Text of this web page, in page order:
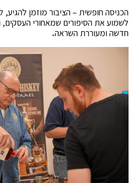
הכניסה חופשית – הציבור מוזמן
לשמוע את הסיפורים שמאחורי העסקים,
חדשה ומעוררת השראה.